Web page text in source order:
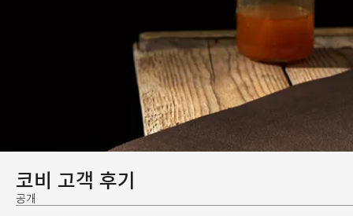
코비 고객 후기
공개